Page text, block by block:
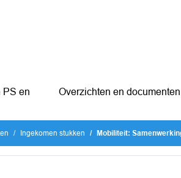
PS en
Overzichten en documenten
Ingekomen stukken Mobiliteit: Samenwerkingsafspraken en